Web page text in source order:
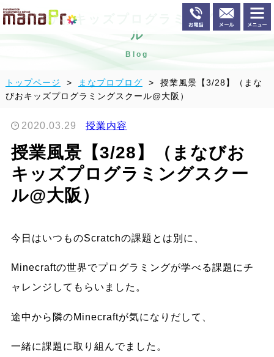
まなびおキッズプログラミングスクー
ル
Blog
トップページ まなプロブログ
授業風景【3/28】（まな
びおキッズプログラミングスクール@大阪）
2020.03.29 授業内容
授業風景【3/28】（まなびお
キッズプログラミングスクー
ル@大阪）
今日はいつものScratchの課題とは別に、
Minecraftの世界でプログラミングが学べる課題にチ
ャレンジしてもらいました。
途中から隣のMinecraftが気になりだして、
一緒に課題に取り組んでました。